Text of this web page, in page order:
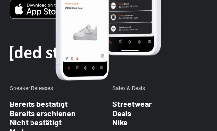
Sneaker Releases
Bereits bestätigt
Bereits erschienen
Nicht bestätigt
Sales & Deals
Streetwear
Deals
Nike